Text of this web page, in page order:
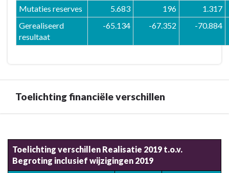
Mutaties reserves 5.683 196
1.317
Gerealiseerd
resultaat
-65.134 -67.352 -70.884
Toelichting financiële verschillen
naar
navigatie
Toelichting verschillen Realisatie 2019 t.o.v.
Begroting inclusief wijzigingen 2019